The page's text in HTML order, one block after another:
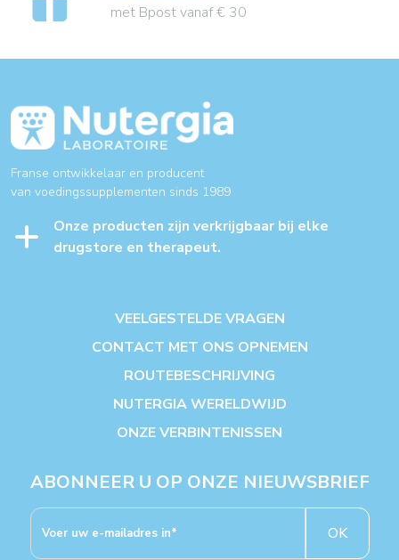
met Bpost vanaf € 30
Franse ontwikkelaar en producent
van voedingssupplementen sinds 1989
Onze producten zijn verkrijgbaar bij elke
drugstore en therapeut.
VEELGESTELDE VRAGEN
CONTACT MET ONS OPNEMEN
ROUTEBESCHRIJVING
NUTERGIA WERELDWIJD
ONZE VERBINTENISSEN
ABONNEER U OP ONZE NIEUWSBRIEF
OK